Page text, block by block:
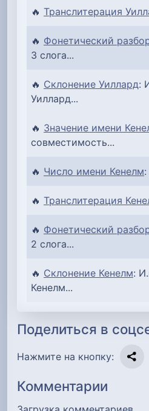
🔥 Транслитерация
🔥 Фонетический
3 слога...
🔥 Склонение Уиллард:
Уиллард...
🔥 Значение имени
совместимость...
🔥 Число имени Кенелм
🔥 Транслитерация
🔥 Фонетический
2 слога...
🔥 Склонение Кенелм:
Кенелм...
Поделиться в
Нажмите на кнопку:
Комментарии